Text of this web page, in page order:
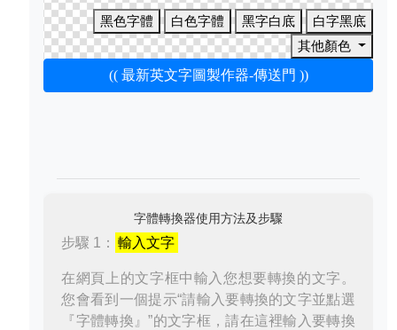
黑色字體 白色字體 黑字白底
白字黑底
其他顏色
(( 最新英文字圖製作器-傳送門 ))
字體轉換器使用方法及步驟
步驟 1： 輸入文字
在網頁上的文字框中輸入您想要轉換的文字。
您會看到一個提示“請輸入要轉換的文字並點選
『字體轉換』”的文字框，請在這裡輸入要轉換